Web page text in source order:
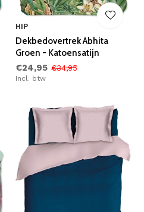
HIP
Dekbedovertrek Abhita
Groen - Katoensatijn
€24,95 €34,95
Incl. btw